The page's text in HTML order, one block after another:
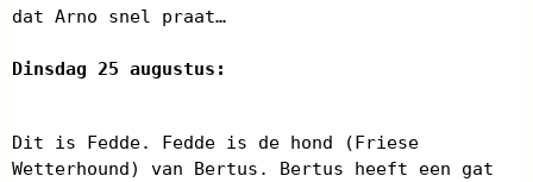
dat Arno snel praat…
Dinsdag 25 augustus:
Dit is Fedde. Fedde is de hond (Friese
Wetterhound) van Bertus. Bertus heeft een gat